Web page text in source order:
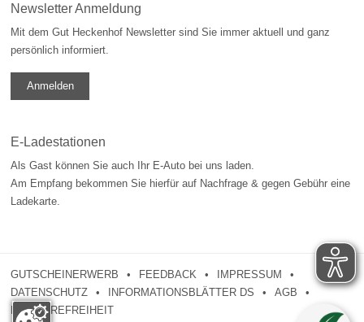
Newsletter Anmeldung
Mit dem Gut Heckenhof Newsletter sind Sie immer aktuell und ganz
persönlich informiert.
Anmelden
E-Ladestationen
Als Gast können Sie auch Ihr E-Auto bei uns laden.
Am Empfang bekommen Sie hierfür auf Nachfrage & gegen Gebühr eine
Ladekarte.
GUTSCHEINERWERB FEEDBACK
IMPRESSUM
DATENSCHUTZ
INFORMATIONSBLÄTTER DS
AGB
BARRIEREFREIHEIT